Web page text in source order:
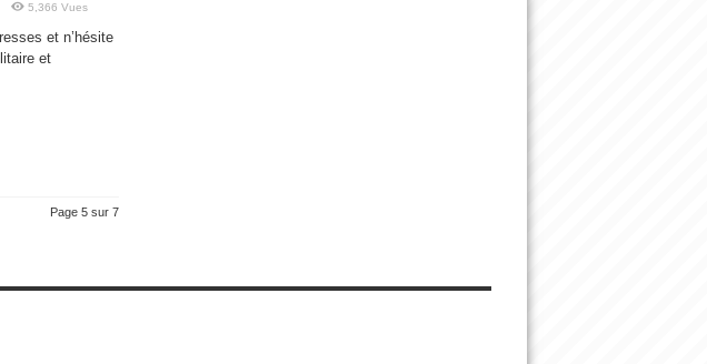
5,366 Vues
et n’hésite
et
Page 5 sur 7